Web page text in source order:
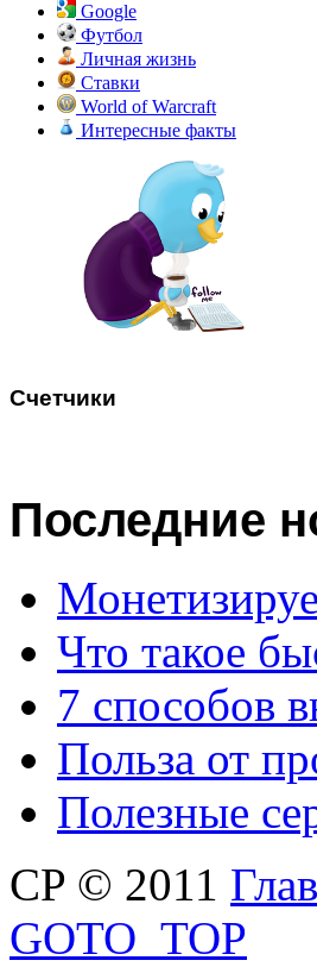
Google
Футбол
Личная жизнь
Ставки
World of Warcraft
Интересные факты
Счетчики
Последние
Что такое
7 способов
Польза от
Полезные
CP © 2011
GOTO_TOP